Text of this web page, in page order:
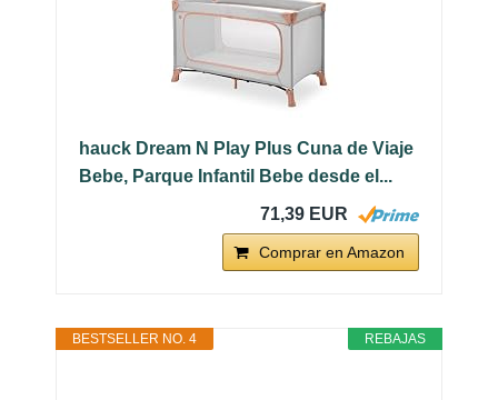
hauck Dream N Play Plus Cuna de Viaje
Bebe, Parque Infantil Bebe desde el...
71,39 EUR
Comprar en Amazon
REBAJAS
BESTSELLER NO. 4